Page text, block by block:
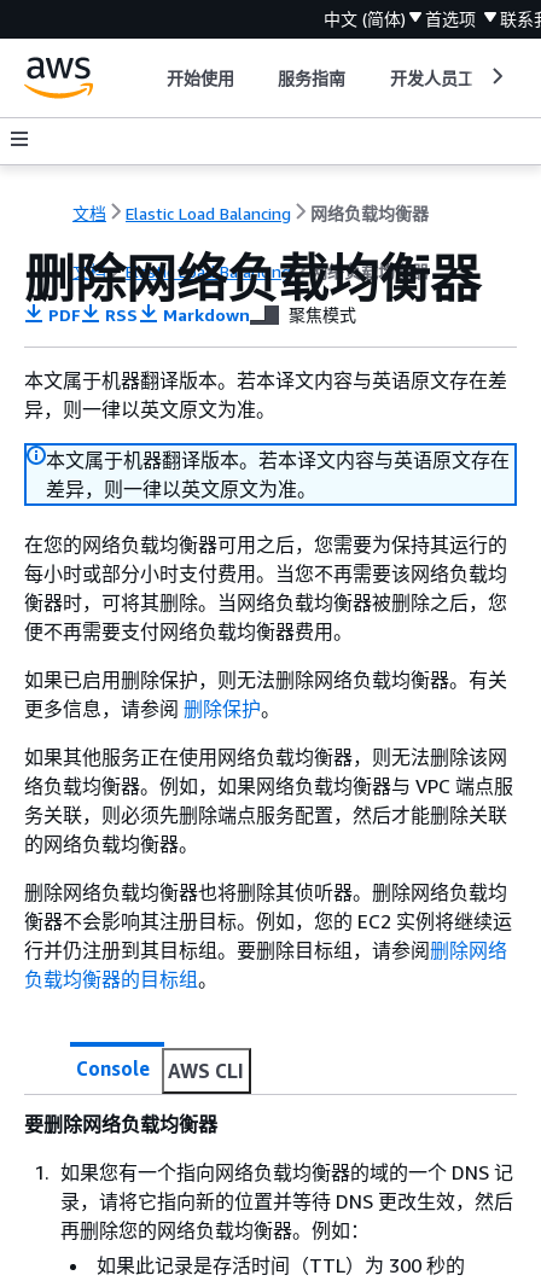
中文 (简体) 首选项 联系
开始使用 服务指南 开发人员工具
文档 Elastic Load Balancing 网络负载均衡器
文档 Elastic Load Balancing 网络负载均衡器
删除网络负载均衡器
PDF RSS Markdown 聚焦模式
本文属于机器翻译版本。若本译文内容与英语原文存在差
异，则一律以英文原文为准。
本文属于机器翻译版本。若本译文内容与英语原文存在
差异，则一律以英文原文为准。
在您的网络负载均衡器可用之后，您需要为保持其运行的
每小时或部分小时支付费用。当您不再需要该网络负载均
衡器时，可将其删除。当网络负载均衡器被删除之后，您
便不再需要支付网络负载均衡器费用。
如果已启用删除保护，则无法删除网络负载均衡器。有关
更多信息，请参阅 删除保护。
如果其他服务正在使用网络负载均衡器，则无法删除该网
络负载均衡器。例如，如果网络负载均衡器与 VPC 端点服
务关联，则必须先删除端点服务配置，然后才能删除关联
的网络负载均衡器。
删除网络负载均衡器也将删除其侦听器。删除网络负载均
衡器不会影响其注册目标。例如，您的 EC2 实例将继续运
行并仍注册到其目标组。要删除目标组，请参阅删除网络
负载均衡器的目标组。
Console AWS CLI
要删除网络负载均衡器
如果您有一个指向网络负载均衡器的域的一个 DNS 记
录，请将它指向新的位置并等待 DNS 更改生效，然后
再删除您的网络负载均衡器。例如：
如果此记录是存活时间（TTL）为 300 秒的